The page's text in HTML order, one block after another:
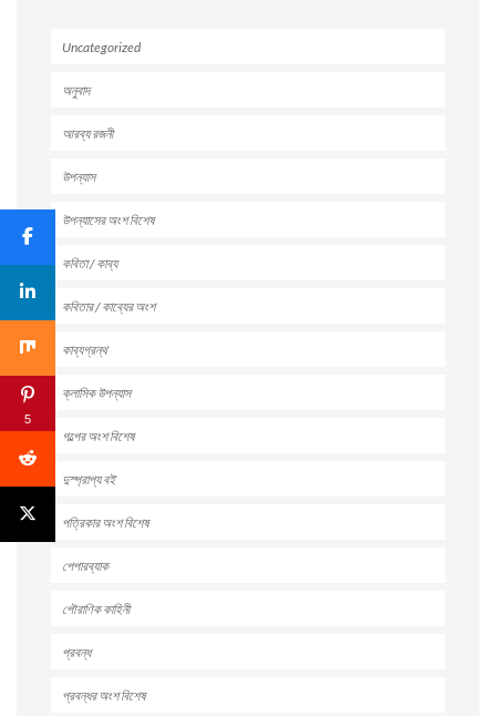
Uncategorized
অনুবাদ
আরব্য রজনী
উপন্যাস
উপন্যাসের অংশ বিশেষ
কবিতা / কাব্য
কবিতার / কাব্যের অংশ
কাব্যগ্রন্থ
ক্লাসিক উপন্যাস
গল্পের অংশ বিশেষ
দুস্প্রাপ্য বই
পত্রিকার অংশ বিশেষ
পেপারব্যাক
পৌরাণিক কাহিনী
প্রবন্ধ
প্রবন্ধর অংশ বিশেষ
5